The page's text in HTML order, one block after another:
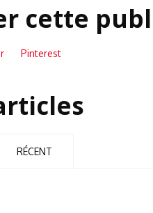
cette
Pinterest
RÉCENT